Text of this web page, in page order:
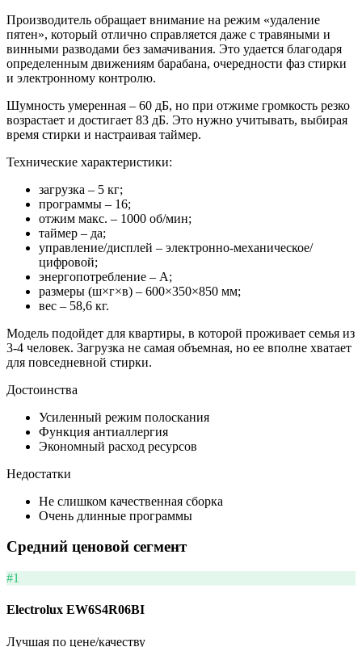
Производитель обращает внимание на режим «удаление
пятен», который отлично справляется даже с травяными и
винными разводами без замачивания. Это удается благодаря
определенным движениям барабана, очередности фаз стирки
и электронному контролю.
Шумность умеренная – 60 дБ, но при отжиме громкость резко
возрастает и достигает 83 дБ. Это нужно учитывать, выбирая
время стирки и настраивая таймер.
Технические характеристики:
загрузка – 5 кг;
программы – 16;
отжим макс. – 1000 об/мин;
таймер – да;
управление/дисплей – электронно-механическое/
цифровой;
энергопотребление – А;
размеры (ш×г×в) – 600×350×850 мм;
вес – 58,6 кг.
Модель подойдет для квартиры, в которой проживает семья из
3-4 человек. Загрузка не самая объемная, но ее вполне хватает
для повседневной стирки.
Достоинства
Усиленный режим полоскания
Функция антиаллергия
Экономный расход ресурсов
Недостатки
Не слишком качественная сборка
Очень длинные программы
Средний ценовой сегмент
#1
Electrolux EW6S4R06BI
Лучшая по цене/качеству